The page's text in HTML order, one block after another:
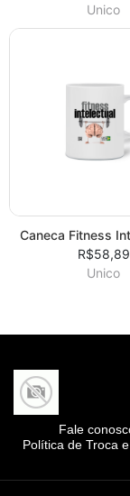
Unico
Caneca Fitness
R$58,89
Unico
Fale
Política de Troca